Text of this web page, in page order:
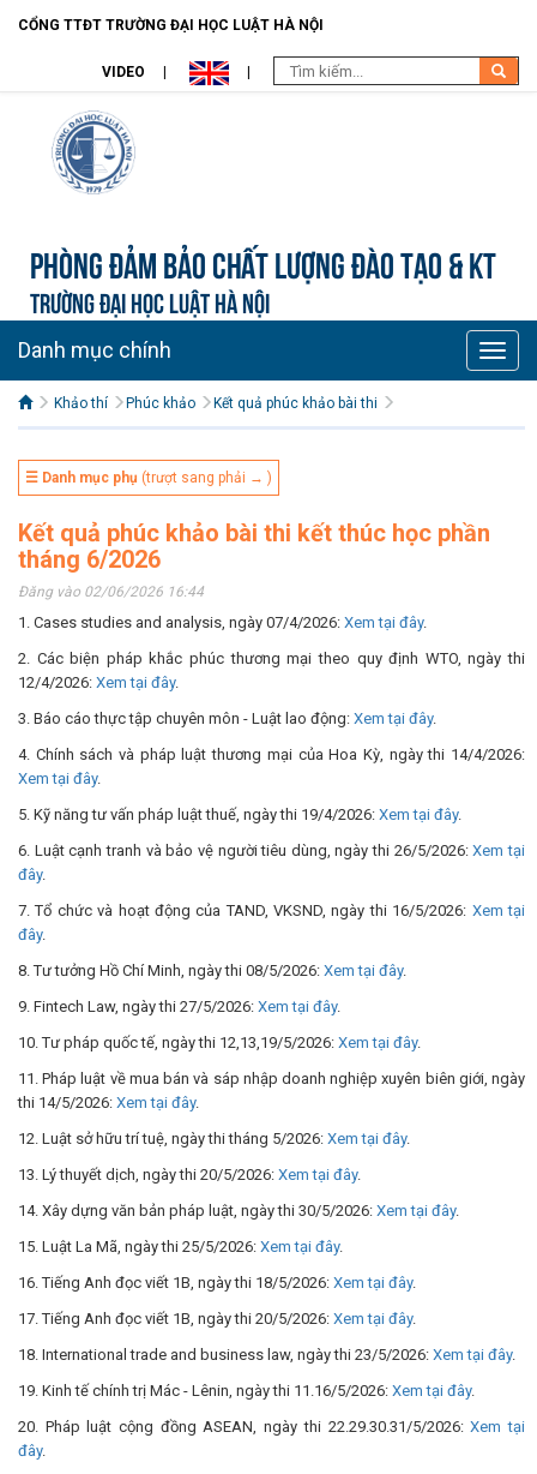
CỔNG TTĐT TRƯỜNG ĐẠI HỌC LUẬT HÀ NỘI
VIDEO
Phòng Đảm bảo chất lượng đào tạo & KT
TRƯỜNG ĐẠI HỌC LUẬT HÀ NỘI
Toggle
Danh mục chính
Khảo thí Phúc khảo Kết quả phúc khảo bài thi
☰ Danh mục phụ (trượt sang phải → )
Kết quả phúc khảo bài thi kết thúc học phần
tháng 6/2026
Đăng vào 02/06/2026 16:44
1. Cases studies and analysis, ngày 07/4/2026: Xem tại đây.
2. Các biện pháp khắc phúc thương mại theo quy định WTO, ngày thi
12/4/2026: Xem tại đây.
3. Báo cáo thực tập chuyên môn - Luật lao động: Xem tại đây.
4. Chính sách và pháp luật thương mại của Hoa Kỳ, ngày thi 14/4/2026:
Xem tại đây.
5. Kỹ năng tư vấn pháp luật thuế, ngày thi 19/4/2026: Xem tại đây.
6. Luật cạnh tranh và bảo vệ người tiêu dùng, ngày thi 26/5/2026:Xem tại
đây.
7. Tổ chức và hoạt động của TAND, VKSND, ngày thi 16/5/2026: Xem tại
đây.
8. Tư tưởng Hồ Chí Minh, ngày thi 08/5/2026: Xem tại đây.
9. Fintech Law, ngày thi 27/5/2026: Xem tại đây.
10. Tư pháp quốc tế, ngày thi 12,13,19/5/2026: Xem tại đây.
11. Pháp luật về mua bán và sáp nhập doanh nghiệp xuyên biên giới, ngày
thi 14/5/2026: Xem tại đây.
12. Luật sở hữu trí tuệ, ngày thi tháng 5/2026: Xem tại đây.
13. Lý thuyết dịch, ngày thi 20/5/2026: Xem tại đây.
14. Xây dựng văn bản pháp luật, ngày thi 30/5/2026: Xem tại đây.
15. Luật La Mã, ngày thi 25/5/2026: Xem tại đây.
16. Tiếng Anh đọc viết 1B, ngày thi 18/5/2026: Xem tại đây.
17. Tiếng Anh đọc viết 1B, ngày thi 20/5/2026: Xem tại đây.
18. International trade and business law, ngày thi 23/5/2026: Xem tại đây.
19. Kinh tế chính trị Mác - Lênin, ngày thi 11.16/5/2026: Xem tại đây.
20. Pháp luật cộng đồng ASEAN, ngày thi 22.29.30.31/5/2026:Xem tại
đây.